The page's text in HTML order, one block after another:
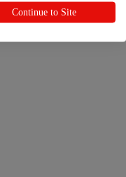
Continue to Site